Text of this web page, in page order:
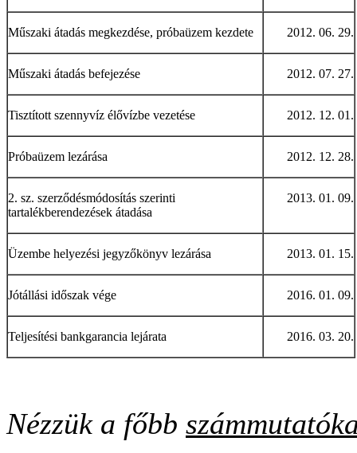
Műszaki átadás megkezdése, próbaüzem kezdete 2012. 06. 29.
Műszaki átadás befejezése 2012. 07. 27.
Tisztított szennyvíz élővízbe vezetése 2012. 12. 01.
Próbaüzem lezárása 2012. 12. 28.
2. sz. szerződésmódosítás szerinti
tartalékberendezések átadása
2013. 01. 09.
Üzembe helyezési jegyzőkönyv lezárása 2013. 01. 15.
Jótállási időszak vége 2016. 01. 09.
Teljesítési bankgarancia lejárata 2016. 03. 20.
Nézzük a főbb